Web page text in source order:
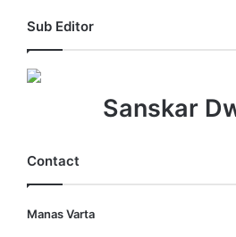
Sub Editor
Sanskar
Contact
Manas Varta